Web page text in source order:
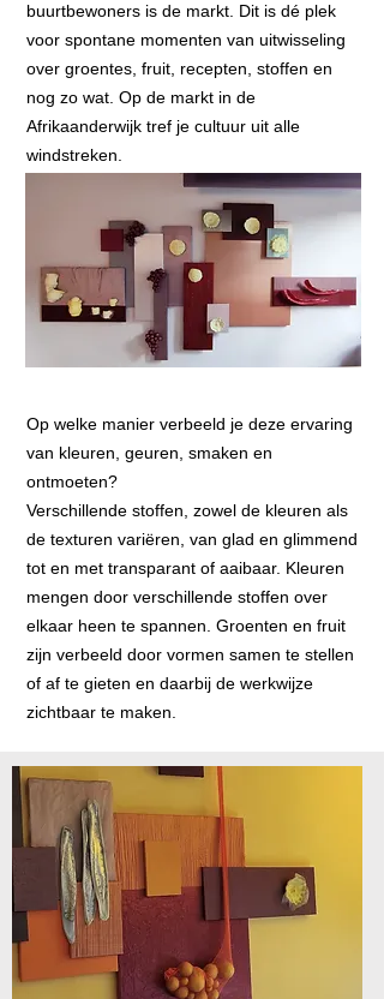
buurtbewoners is de markt. Dit is dé plek
voor spontane momenten van uitwisseling
over groentes, fruit, recepten, stoffen en
nog zo wat. Op de markt in de
Afrikaanderwijk tref je cultuur uit alle
windstreken.
Op welke manier verbeeld je deze ervaring
van kleuren, geuren, smaken en
ontmoeten?
Verschillende stoffen, zowel de kleuren als
de texturen variëren, van glad en glimmend
tot en met transparant of aaibaar. Kleuren
mengen door verschillende stoffen over
elkaar heen te spannen. Groenten en fruit
zijn verbeeld door vormen samen te stellen
of af te gieten en daarbij de werkwijze
zichtbaar te maken.